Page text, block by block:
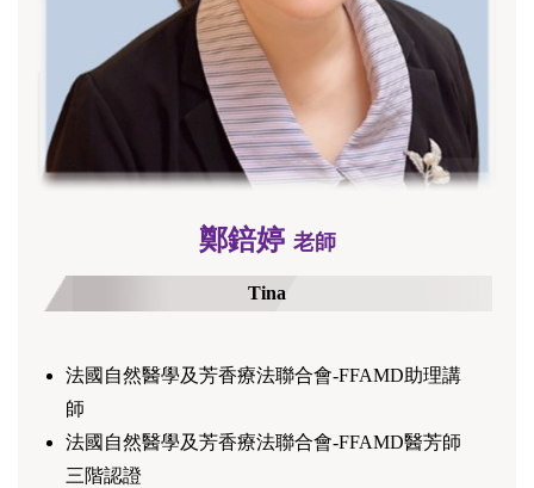
鄭錇婷 老師
Tina
法國自然醫學及芳香療法聯合會-FFAMD助理講
師
法國自然醫學及芳香療法聯合會-FFAMD醫芳師
三階認證